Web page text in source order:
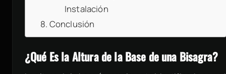
Instalación
Conclusión
¿Qué Es la Altura de la Base de una Bisagra?